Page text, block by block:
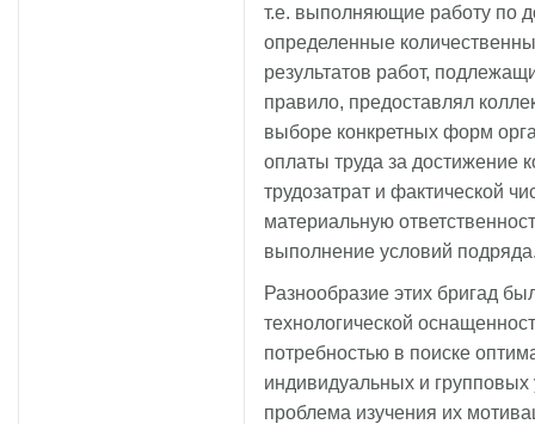
т.е. выполняющие работу по
определенные
результатов работ,
правило, предоставлял
выборе конкретных форм
оплаты труда за достижение
трудозатрат и фактической
материальную
выполнение условий
Разнообразие этих бригад
технологической
потребностью в поиске
индивидуальных и
проблема изучения их